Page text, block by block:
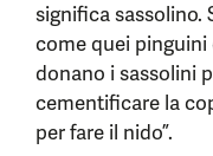
significa sassolino.
come quei pinguini
donano i sassolini
cementificare la
per fare il nido”.